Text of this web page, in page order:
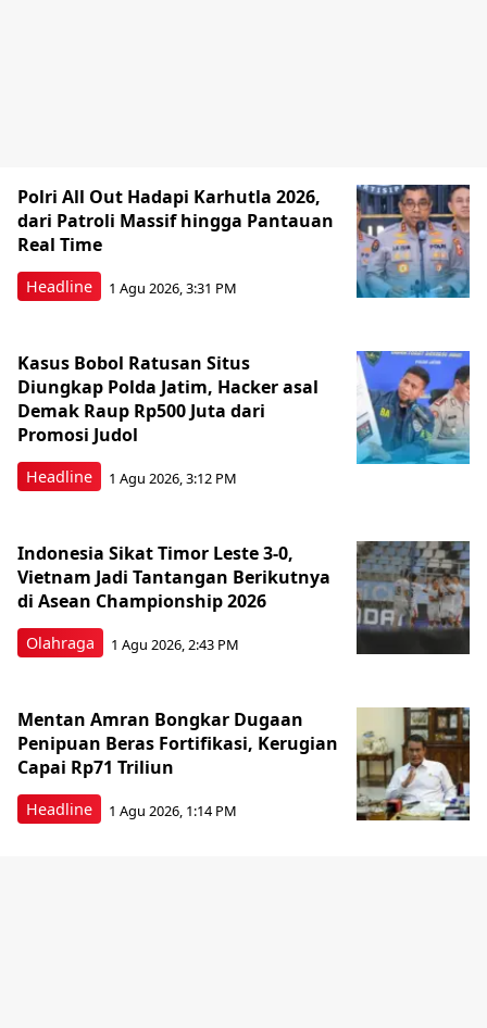
Headline
Polri All Out Hadapi Karhutla 2026,
dari Patroli Massif hingga Pantauan
Real Time
1 Agu 2026, 3:31 PM
Headline
Kasus Bobol Ratusan Situs
Diungkap Polda Jatim, Hacker asal
Demak Raup Rp500 Juta dari
Promosi Judol
1 Agu 2026, 3:12 PM
Olahraga
Indonesia Sikat Timor Leste 3-0,
Vietnam Jadi Tantangan Berikutnya
di Asean Championship 2026
1 Agu 2026, 2:43 PM
Headline
Mentan Amran Bongkar Dugaan
Penipuan Beras Fortifikasi, Kerugian
Capai Rp71 Triliun
1 Agu 2026, 1:14 PM